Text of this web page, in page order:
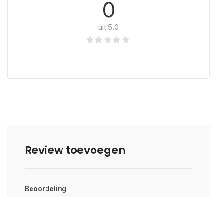
0
uit 5.0
Review toevoegen
Beoordeling